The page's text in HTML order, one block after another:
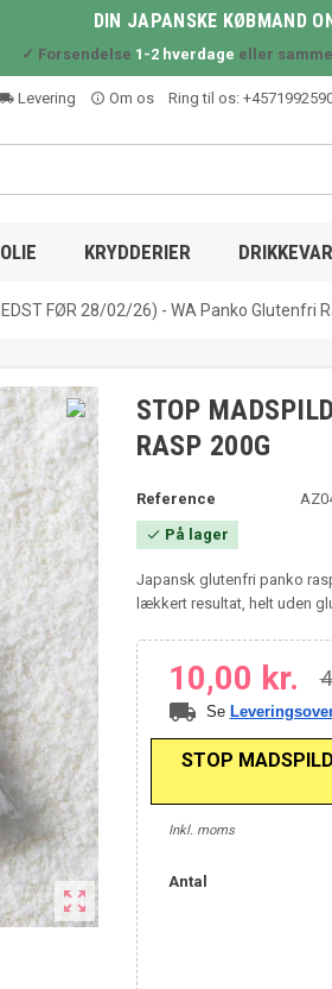
DIN JAPANSKE KØBMAND
✓ Forsendelse 1-2 hverdage eller
local_shipping Levering info_outline Om os Ring til os:
KRYDDERIER
FØR 28/02/26) - WA Panko Glutenfri

STOP
RASP 200G
Reference
 På lager
Japansk glutenfri panko
lækkert resultat, helt uden
10,00 kr.
local_shipping Se
STOP
Inkl. moms
Antal